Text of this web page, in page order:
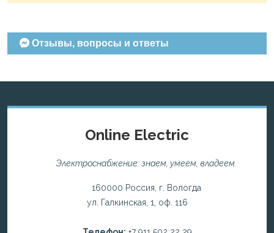
Отзывы, вопросы и ответы
Online Electric
Электроснабжение: знаем, умеем, владеем.
160000 Россия, г. Вологда
ул. Галкинская, 1, оф. 116